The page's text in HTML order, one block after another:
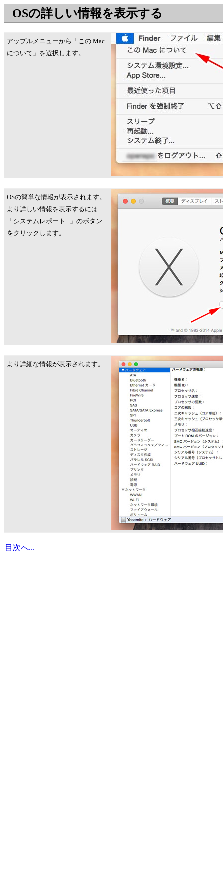
OSの詳しい情報を表示する
アップルメニューから「この Mac
について」を選択します。
OSの簡単な情報が表示されます。
より詳しい情報を表示するには
「システムレポート...」のボタン
をクリックします。
より詳細な情報が表示されます。
目次へ...